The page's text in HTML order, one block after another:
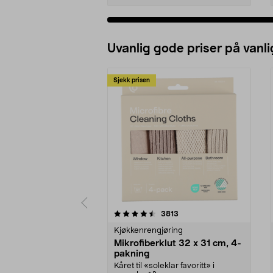
Uvanlig gode priser på
Sjekk prisen
3813
Kjøkkenrengjøring
Mikrofiberklut 32 x 31 cm, 4-
pakning
Kåret til «soleklar favoritt» i
4.5av 5 stjerner